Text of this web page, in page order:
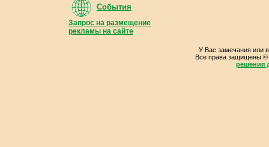
События
Запрос на размещение
рекламы на сайте
У Вас замечания или
Все права защищены
решения